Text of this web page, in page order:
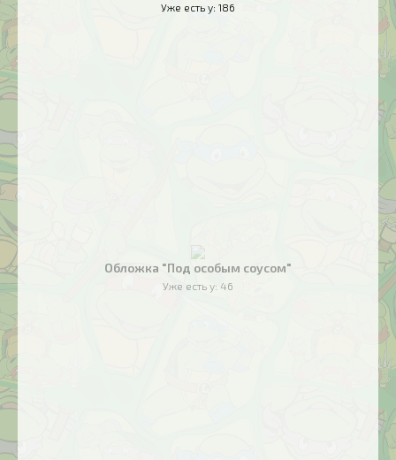
Уже есть у: 186
Обложка "Под особым соусом"
Уже есть у: 46